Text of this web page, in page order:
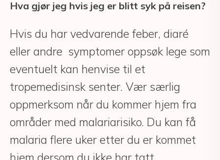
Hva gjør jeg hvis jeg er blitt syk på reisen?
Hvis du har vedvarende feber, diaré
eller andre symptomer oppsøk lege som
eventuelt kan henvise til et
tropemedisinsk senter. Vær særlig
oppmerksom når du kommer hjem fra
områder med malariarisiko. Du kan få
malaria flere uker etter du er kommet